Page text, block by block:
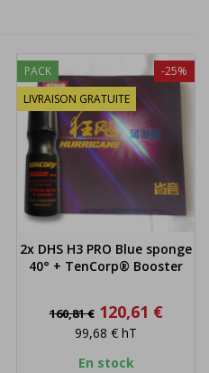
PACK
LIVRAISON GRATUITE
2x DHS H3 PRO Blue sponge
40° + TenCorp® Booster
Prix
base
160,81 €
-25%
Prix
120,61 €
99,68 € hT
En stock